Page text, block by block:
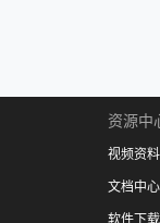
资源中
视频资料
文档中心
软件下载